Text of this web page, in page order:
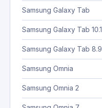
Samsung Galaxy Tab
Samsung Galaxy Tab 10.1
Samsung Galaxy Tab 8.9
Samsung Omnia
Samsung Omnia 2